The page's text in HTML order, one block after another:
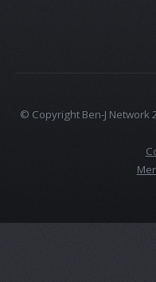
© Copyright Ben-J Network